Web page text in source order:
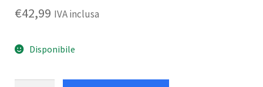
direcensioni
€42,99 IVA inclusa
Disponibile